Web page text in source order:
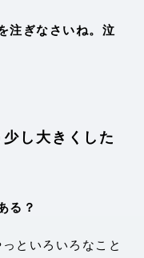
ぎなさいね。泣
し大きくした
る？
といろいろなこと